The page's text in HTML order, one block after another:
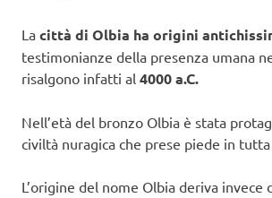
La città di Olbia ha origini
testimonianze della presenza umana
risalgono infatti al 4000 a.C.
Nell’età del bronzo Olbia è stata
civiltà nuragica che prese piede in tutta
L’origine del nome Olbia deriva invece